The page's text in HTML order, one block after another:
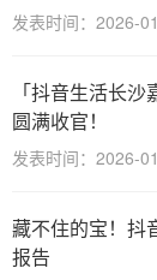
发表时间：2026-
「抖音生活长
圆满收官！
发表时间：2026-
藏不住的宝！抖
报告